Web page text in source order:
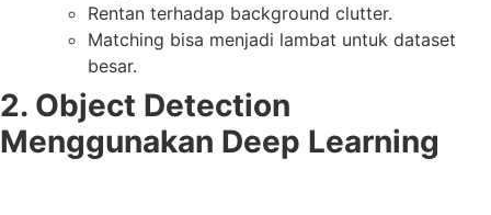
Rentan terhadap background clutter.
Matching bisa menjadi lambat untuk dataset
besar.
2. Object Detection
Menggunakan Deep Learning